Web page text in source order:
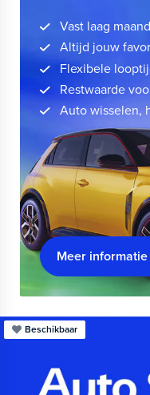
Vast laag
Altijd jouw
Flexibele
Restwaarde
Auto wisselen,
Meer informatie
Beschikbaar